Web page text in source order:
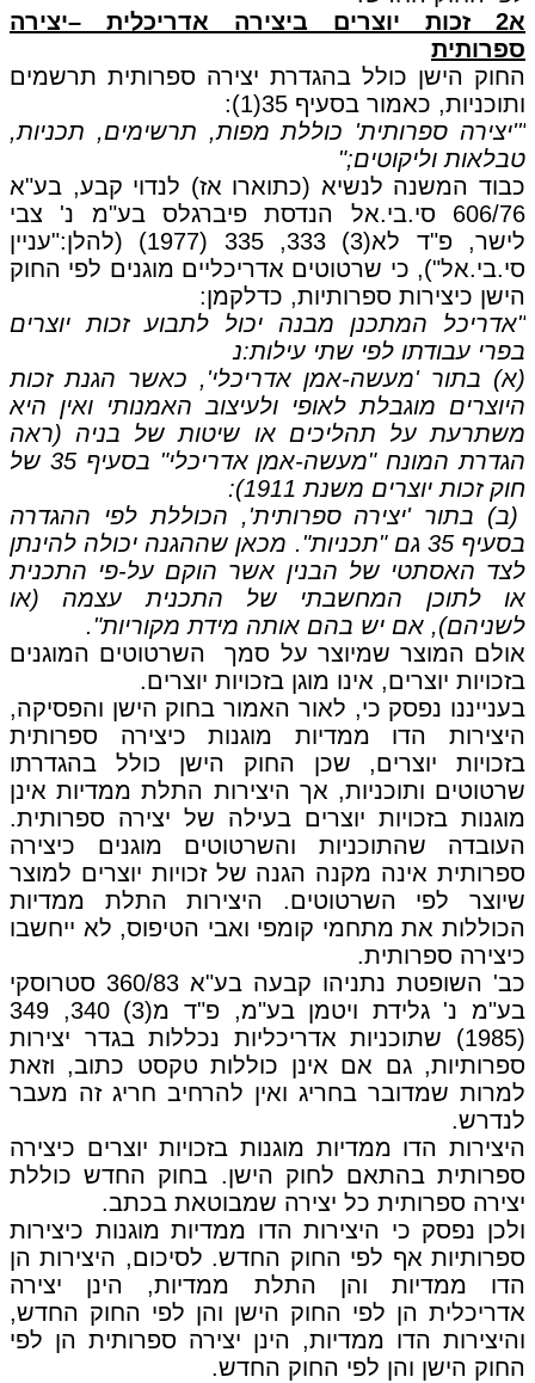
א2 זכות יוצרים ביצירה אדריכלית –יצירה
ספרותית
החוק הישן כולל בהגדרת יצירה ספרותית תרשמים
ותוכניות, כאמור בסעיף 35(1):
"'יצירה ספרותית' כוללת מפות, תרשימים, תכניות,
טבלאות וליקוטים;"
כבוד המשנה לנשיא (כתוארו אז) לנדוי קבע, בע"א
606/76 סי.בי.אל הנדסת פיברגלס בע"מ נ' צבי
לישר, פ"ד לא(3) 333, 335 (1977) (להלן:"עניין
סי.בי.אל"), כי שרטוטים אדריכליים מוגנים לפי החוק
הישן כיצירות ספרותיות, כדלקמן:
"אדריכל המתכנן מבנה יכול לתבוע זכות יוצרים
בפרי עבודתו לפי שתי עילות:נ
(א) בתור 'מעשה-אמן אדריכלי', כאשר הגנת זכות
היוצרים מוגבלת לאופי ולעיצוב האמנותי ואין היא
משתרעת על תהליכים או שיטות של בניה (ראה
הגדרת המונח "מעשה-אמן אדריכלי" בסעיף 35 של
חוק זכות יוצרים משנת 1911):
(ב) בתור 'יצירה ספרותית', הכוללת לפי ההגדרה
בסעיף 35 גם "תכניות". מכאן שההגנה יכולה להינתן
לצד האסתטי של הבנין אשר הוקם על-פי התכנית
או לתוכן המחשבתי של התכנית עצמה (או
לשניהם), אם יש בהם אותה מידת מקוריות".
אולם המוצר שמיוצר על סמך השרטוטים המוגנים
בזכויות יוצרים, אינו מוגן בזכויות יוצרים.
בענייננו נפסק כי, לאור האמור בחוק הישן והפסיקה,
היצירות הדו ממדיות מוגנות כיצירה ספרותית
בזכויות יוצרים, שכן החוק הישן כולל בהגדרתו
שרטוטים ותוכניות, אך היצירות התלת ממדיות אינן
מוגנות בזכויות יוצרים בעילה של יצירה ספרותית.
העובדה שהתוכניות והשרטוטים מוגנים כיצירה
ספרותית אינה מקנה הגנה של זכויות יוצרים למוצר
שיוצר לפי השרטוטים. היצירות התלת ממדיות
הכוללות את מתחמי קומפי ואבי הטיפוס, לא ייחשבו
כיצירה ספרותית.
כב' השופטת נתניהו קבעה בע"א 360/83 סטרוסקי
בע"מ נ' גלידת ויטמן בע"מ, פ"ד מ(3) 340, 349
(1985) שתוכניות אדריכליות נכללות בגדר יצירות
ספרותיות, גם אם אינן כוללות טקסט כתוב, וזאת
למרות שמדובר בחריג ואין להרחיב חריג זה מעבר
לנדרש.
היצירות הדו ממדיות מוגנות בזכויות יוצרים כיצירה
ספרותית בהתאם לחוק הישן. בחוק החדש כוללת
יצירה ספרותית כל יצירה שמבוטאת בכתב.
ולכן נפסק כי היצירות הדו ממדיות מוגנות כיצירות
ספרותיות אף לפי החוק החדש. לסיכום, היצירות הן
הדו ממדיות והן התלת ממדיות, הינן יצירה
אדריכלית הן לפי החוק הישן והן לפי החוק החדש,
והיצירות הדו ממדיות, הינן יצירה ספרותית הן לפי
החוק הישן והן לפי החוק החדש.